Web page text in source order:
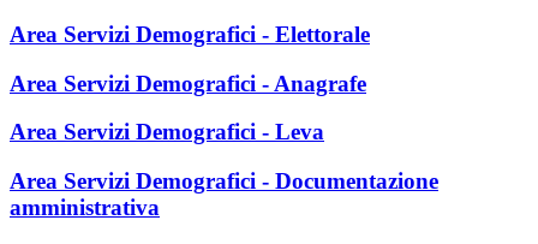
Area Servizi Demografici - Elettorale
Area Servizi Demografici - Anagrafe
Area Servizi Demografici - Leva
Area Servizi Demografici - Documentazione
amministrativa